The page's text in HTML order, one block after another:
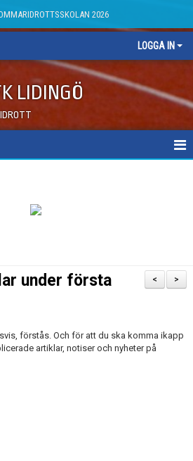
2026
LOGGA IN
LIDINGÖ
>
<
under första
förstås. Och för att du ska komma ikapp
artiklar, notiser och nyheter på